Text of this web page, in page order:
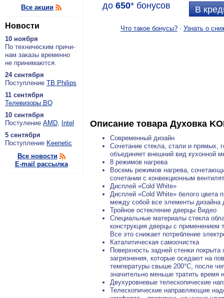
Все акции
Новости
10 ноября
По тех­ни­че­ским при­чи­
нам за­ка­зы вре­мен­но
не при­ни­ма­ют­ся.
24 сентября
По­ступ­ле­ние ТВ Philips
11 сентября
Теле­ви­зо­ры BQ
10 сентября
По­сту­ле­ние AMD, Intel
5 сентября
По­ступ­ле­ние Keenetic
Все новости
E-mail рассылка
В
до 650*бонусов
Что такое бонусы? · Узнать о
Описание товара Духовка
Современный дизайн
Сочетание стекла, стали и прямых,
объединяет внешний вид кухонной
8 режимов нагрева
Восемь режимов нагрева,
сочетании с конвекционным
Дисплей «Cold White»
Дисплей «Cold White» белого цвета
между собой все элементы
Тройное остекление дверцы Видео
Специальные материалы стекла
конструкция дверцы с применением
Все это снижает потребление
Каталитическая самоочистка
Поверхность задней стенки
загрязнения, которые оседают на
температуры свыше 200°C, после
значительно меньше тратить время
Двухуровневые телескопические
Телескопические направляющие